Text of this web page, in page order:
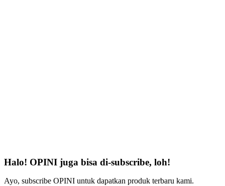
Halo! OPINI juga bisa di-subscribe, loh!
Ayo, subscribe OPINI untuk dapatkan produk terbaru kami.